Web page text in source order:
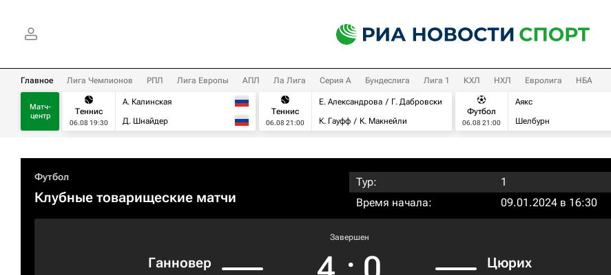
Главное Лига Чемпионов РПЛ Лига Европы АПЛ Ла Лига Серия А Бундеслига Лига 1 КХЛ НХЛ Евролига НБА
Матч-
центр
Теннис
06.08 19:30
А. Калинская
Д. Шнайдер
Теннис
06.08 21:00
Е. Александрова
Г. Дабровски
К. Гауфф
К. Макнейли
Футбол
06.08 21:00
Аякс
Шелбурн
Футбол
Клубные товарищеские матчи
Тур:
1
Время начала:
09.01.2024 в 16:30
Ганновер
Завершен
Цюрих